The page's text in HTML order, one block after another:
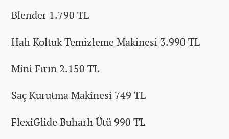
Blender 1.790 TL
Halı Koltuk Temizleme Makinesi 3.990 TL
Mini Fırın 2.150 TL
Saç Kurutma Makinesi 749 TL
FlexiGlide Buharlı Ütü 990 TL